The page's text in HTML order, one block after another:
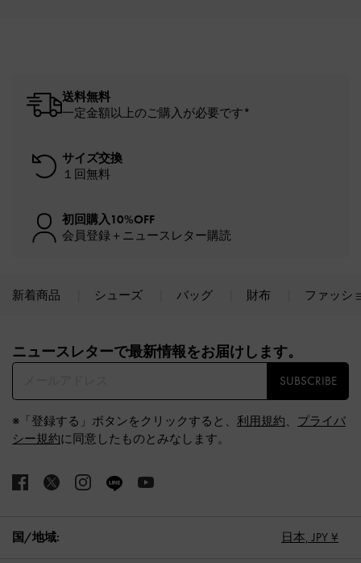
送料無料
一定金額以上のご購入が必要です*
サイズ交換
１回無料
初回購入10%OFF
会員登録＋ニュースレター購読
新着商品 シューズ バッグ 財布 ファッシ
ニュースレターで最新情報をお届けします。​
SUBSCRIBE
※「登録する」ボタンをクリックすると、 利用規約、 プライバ
シー規約に同意したものとみなします。
国/地域: 日本, JPY ¥